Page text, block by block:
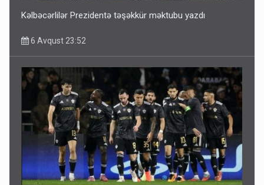
Bu ölkələrə şəxsiyyət vəsiqəsi ilə gedə biləcəksiniz -
SİYAHI
6 Avqust 10:53
Kəlbəcərlilər Prezidentə təşəkkür məktubu yazdı
6 Avqust 23:52